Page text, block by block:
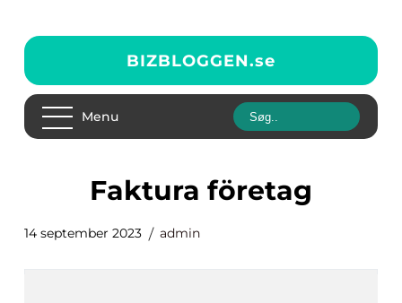
BIZBLOGGEN.se
Menu
faktura företag
14 september 2023 admin